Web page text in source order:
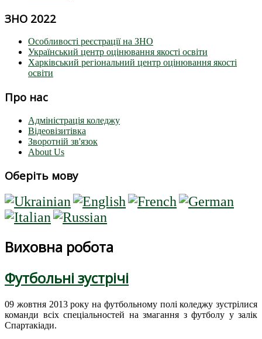
ЗНО 2022
Особливості реєстрації на ЗНО
Український центр оцінювання якості освіти
Харківський регіональний центр оцінювання якості
освіти
Про нас
Адміністрація коледжу
Відеовізитівка
Зворотній зв'язок
About Us
Оберіть мову
Виховна робота
Футбольні зустрічі
09 жовтня 2013 року на футбольному полі коледжу зустрілися
команди всіх спеціальностей на змагання з футболу у залік
Спартакіади.